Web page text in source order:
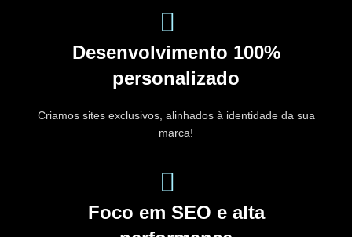
Desenvolvimento 100%
personalizado
Criamos sites exclusivos, alinhados à identidade da sua
marca!
Foco em SEO e alta